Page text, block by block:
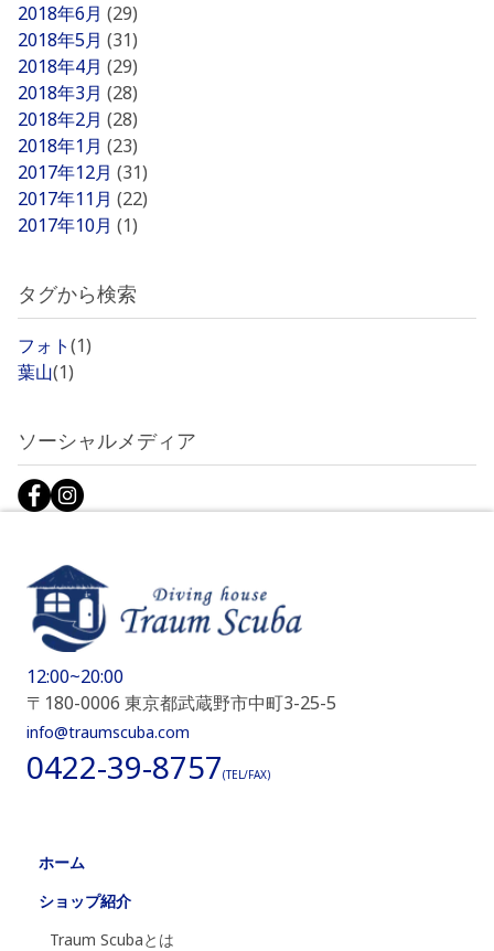
2018年6月 (29)
2018年5月 (31)
2018年4月 (29)
2018年3月 (28)
2018年2月 (28)
2018年1月 (23)
2017年12月 (31)
2017年11月 (22)
2017年10月 (1)
タグから検索
フォト(1)
葉山(1)
ソーシャルメディア
12:00~20:00
〒180-0006 東京都武蔵野市中町3-25-5
info@traumscuba.com
0422-39-8757(TEL/FAX)
ホーム
ショップ紹介
Traum Scubaとは